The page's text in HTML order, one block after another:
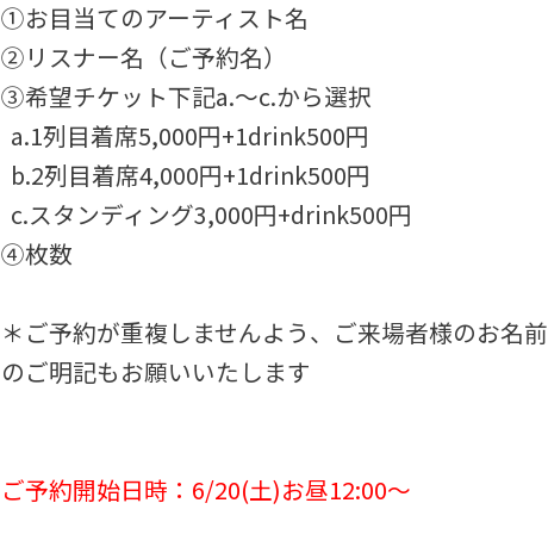
①お目当てのアーティスト名
②リスナー名（ご予約名）
③希望チケット下記a.～c.から選択
a.1列目着席5,000円+1drink500円
b.2列目着席4,000円+1drink500円
c.スタンディング3,000円+drink500円
④枚数
＊ご予約が重複しませんよう、ご来場者様のお名前
のご明記もお願いいたします
ご予約開始日時：6/20(土)お昼12:00～